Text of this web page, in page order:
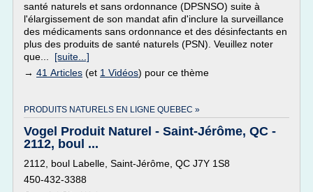
santé naturels et sans ordonnance (DPSNSO) suite à
l'élargissement de son mandat afin d'inclure la surveillance
des médicaments sans ordonnance et des désinfectants en
plus des produits de santé naturels (PSN). Veuillez noter
que... [suite...]
→ 41 Articles (et 1 Vidéos) pour ce thème
PRODUITS NATURELS EN LIGNE QUEBEC »
Vogel Produit Naturel - Saint-Jérôme, QC -
2112, boul ...
2112, boul Labelle, Saint-Jérôme, QC J7Y 1S8
450-432-3388